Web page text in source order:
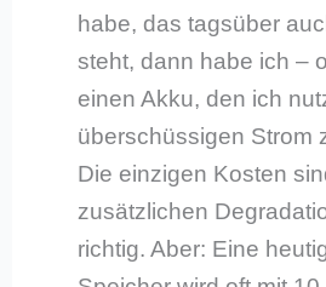
habe, das tagsüber
steht, dann habe ich –
einen Akku, den ich
überschüssigen Strom
Die einzigen Kosten
zusätzlichen
richtig. Aber: Eine